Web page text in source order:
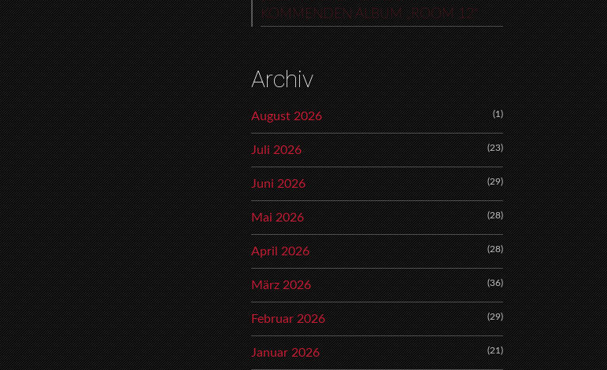
KOMMENDEN ALBUM „ROOM 12“
Archiv
August 2026 (1)
Juli 2026 (23)
Juni 2026 (29)
Mai 2026 (28)
April 2026 (28)
März 2026 (36)
Februar 2026 (29)
Januar 2026 (21)